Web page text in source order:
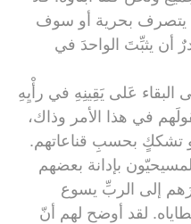
يتصرف بحرية أو سوف
أن يثبِّتَ الواحدَ في
عَلى يَقِينِهِ في رأْيِهِ
في هذا الأمر وذاك،
تشككٍ بحسبِ قناعاتهم.
بإدانة بعضهم
إلى الربِّ يسوع
لقد أوضح لهم أنّ